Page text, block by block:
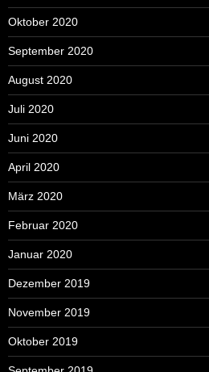
Oktober 2020
September 2020
August 2020
Juli 2020
Juni 2020
April 2020
März 2020
Februar 2020
Januar 2020
Dezember 2019
November 2019
Oktober 2019